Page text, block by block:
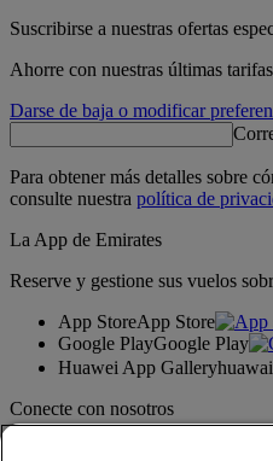
Suscribirse a nuestras ofertas
Ahorre con nuestras últimas
Darse de baja o modificar
Para obtener más detalles sobre
consulte nuestra política de
La App de Emirates
Reserve y gestione sus vuelos
App StoreApp Store
Google PlayGoogle Play
Huawei App Gallery
Conecte con nosotros